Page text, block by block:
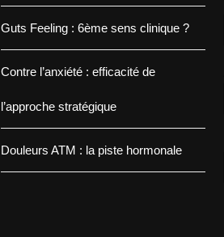
Guts Feeling : 6ème sens clinique ?
Contre l’anxiété : efficacité de
l’approche stratégique
Douleurs ATM : la piste hormonale